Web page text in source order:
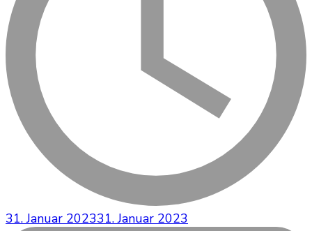
31. Januar 202331. Januar 2023